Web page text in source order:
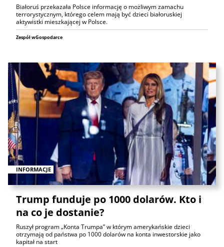
Białoruś przekazała Polsce informację o możliwym zamachu
terrorystycznym, którego celem mają być dzieci białoruskiej
aktywistki mieszkającej w Polsce.
Zespół wGospodarce
INFORMACJE
Trump funduje po 1000 dolarów. Kto i
na co je dostanie?
Ruszył program „Konta Trumpa” w którym amerykańskie dzieci
otrzymają od państwa po 1000 dolarów na konta inwestorskie jako
kapitał na start